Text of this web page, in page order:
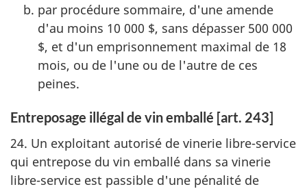
par procédure sommaire, d'une amende
d'au moins 10 000 $, sans dépasser 500 000
$, et d'un emprisonnement maximal de 18
mois, ou de l'une ou de l'autre de ces
peines.
Entreposage illégal de vin emballé [art. 243]
24. Un exploitant autorisé de vinerie libre-service
qui entrepose du vin emballé dans sa vinerie
libre-service est passible d'une pénalité de